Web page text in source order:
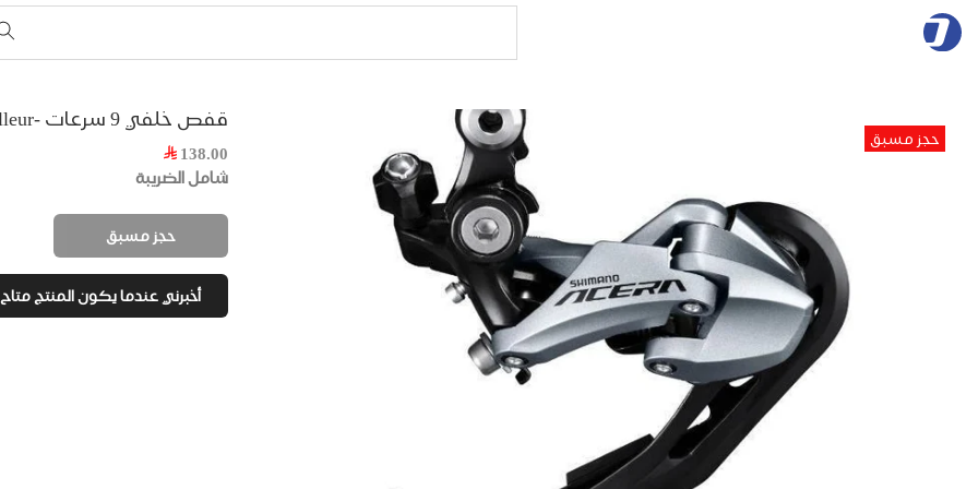
حجز مسبق
قفص خلفي 9 سرعات -Shimano Acera- Rear Derailleur
138.00
شامل الضريبة
حجز مسبق
أخبرني عندما يكون المنتج متاح